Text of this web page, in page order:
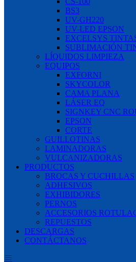
BS3
UV-GH220
UV-LED EPSON
EXCELSYS
SUBLIMACIÓN
LÍQUIDOS LIMPIEZA
EQUIPOS
EXFORNI
SKYCOLOR
CAMA PLANA
LÁSER EQ
SIGNKEY CNC
EPSON
CORTE
GUILLOTINAS
LAMINADORAS
VULCANIZADORAS
PRODUCTOS
BROCAS Y CUCHILLAS
ADHESIVOS
EXHIBIDORES
PERNOS
ACCESORIOS
REPUESTOS
DESCARGAS
CONTÁCTANOS